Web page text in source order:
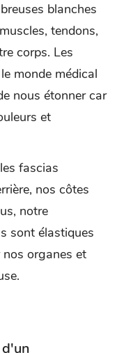
blanches
tendons,
corps. Les
monde médical
nous étonner car
et
fascias
nos côtes
notre
sont élastiques
organes et